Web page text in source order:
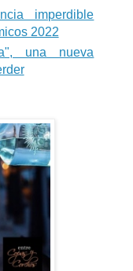
imperdible
2022
una nueva